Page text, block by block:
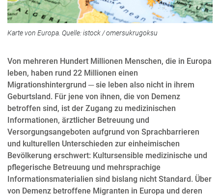
Karte von Europa. Quelle: istock / omersukrugoksu
Von mehreren Hundert Millionen Menschen, die in Europa
leben, haben rund 22 Millionen einen
Migrationshintergrund ─ sie leben also nicht in ihrem
Geburtsland. Für jene von ihnen, die von Demenz
betroffen sind, ist der Zugang zu medizinischen
Informationen, ärztlicher Betreuung und
Versorgungsangeboten aufgrund von Sprachbarrieren
und kulturellen Unterschieden zur einheimischen
Bevölkerung erschwert: Kultursensible medizinische und
pflegerische Betreuung und mehrsprachige
Informationsmaterialien sind bislang nicht Standard. Über
von Demenz betroffene Migranten in Europa und deren